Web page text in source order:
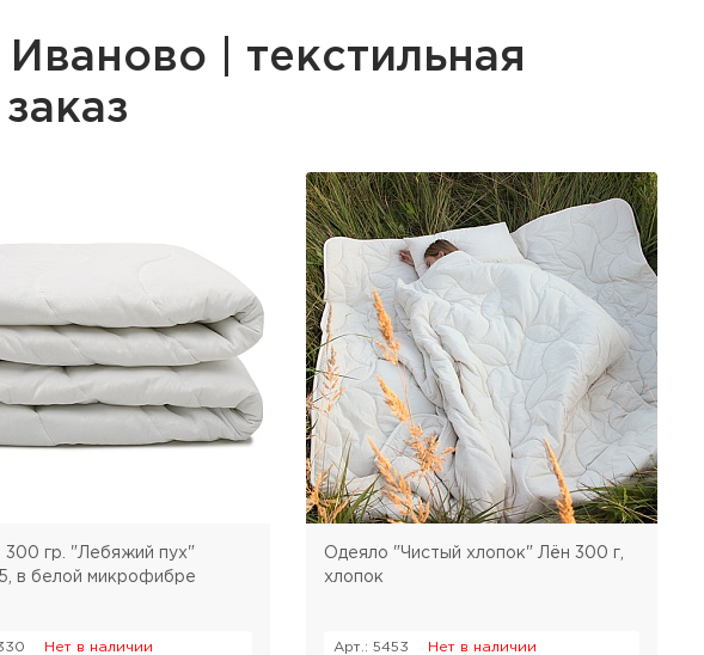
| текстильная
в белой микрофибре
Нет в наличии
Одеяло "Чистый хлопок" Лён 300 г,
хлопок
Арт.: 5453 Нет в наличии